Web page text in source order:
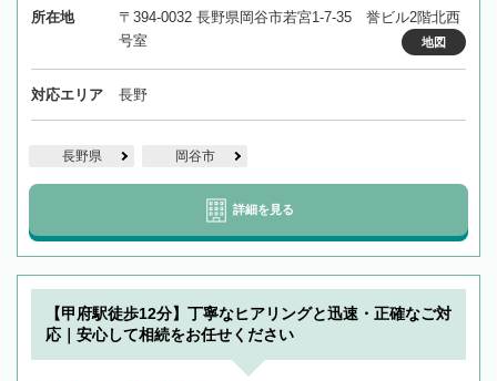
所在地
〒394-0032 長野県岡谷市若宮1-7-35 誉ビル2階北西
号室
地図
対応エリア 長野
長野県 岡谷市
詳細を見る
【甲府駅徒歩12分】丁寧なヒアリングと迅速・正確なご対
応｜安心して相続をお任せください